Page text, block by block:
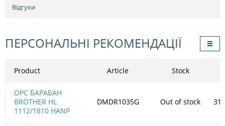
Відгуки
ПЕРСОНАЛЬНІ РЕКОМЕНДАЦІЇ
Product
OPC БАРАБАН
BROTHER HL
1112/1810 HANP
Article Stock
DMDR1035G Out of stock